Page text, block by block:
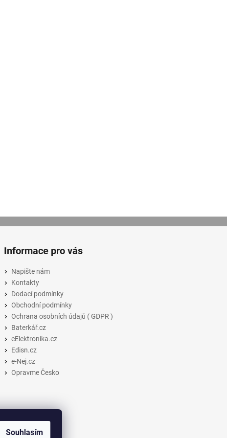
Souhlasím
Informace pro vás
Napište nám
Kontakty
Dodací podmínky
Obchodní podmínky
Ochrana osobních údajů ( GDPR )
Baterkář.cz
eElektronika.cz
Edisn.cz
e-Nej.cz
Opravme Česko
e-Nej